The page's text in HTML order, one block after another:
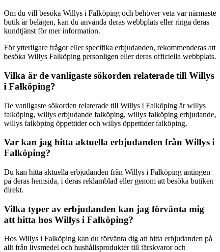
Om du vill besöka Willys i Falköping och behöver veta var närmaste
butik är belägen, kan du använda deras webbplats eller ringa deras
kundtjänst för mer information.
För ytterligare frågor eller specifika erbjudanden, rekommenderas att
besöka Willys Falköping personligen eller deras officiella webbplats.
Vilka är de vanligaste sökorden relaterade till Willys
i Falköping?
De vanligaste sökorden relaterade till Willys i Falköping är willys
falköping, willys erbjudande falköping, willys falköping erbjudande,
willys falköping öppettider och willys öppettider falköping.
Var kan jag hitta aktuella erbjudanden från Willys i
Falköping?
Du kan hitta aktuella erbjudanden från Willys i Falköping antingen
på deras hemsida, i deras reklamblad eller genom att besöka butiken
direkt.
Vilka typer av erbjudanden kan jag förvänta mig
att hitta hos Willys i Falköping?
Hos Willys i Falköping kan du förvänta dig att hitta erbjudanden på
allt från livsmedel och hushållsprodukter till färskvaror och